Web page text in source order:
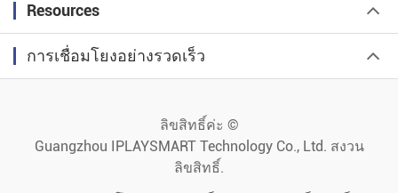
Resources
การเชื่อมโยงอย่างรวดเร็ว
ลิขสิทธิ์ค่ะ ©
Guangzhou IPLAYSMART Technology Co., Ltd. สงวน
ลิขสิทธิ์.